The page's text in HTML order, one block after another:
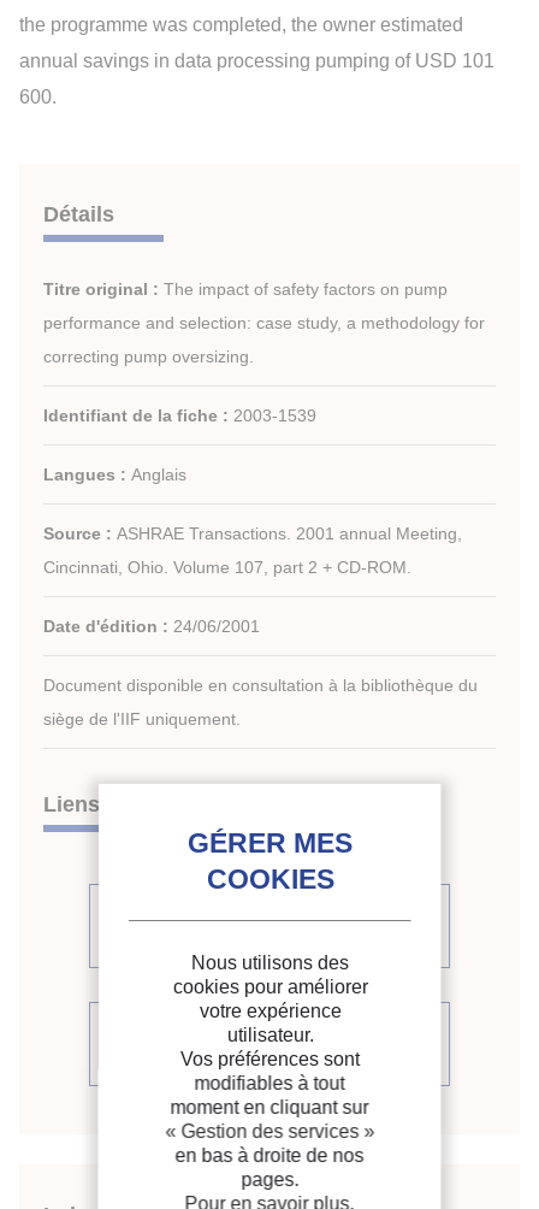
the programme was completed, the owner estimated
annual savings in data processing pumping of USD 101
600.
Détails
Titre original : The impact of safety factors on pump
performance and selection: case study, a methodology for
correcting pump oversizing.
Identifiant de la fiche : 2003-1539
Langues : Anglais
Source : ASHRAE Transactions. 2001 annual Meeting,
Cincinnati, Ohio. Volume 107, part 2 + CD-ROM.
Date d'édition : 24/06/2001
Document disponible en consultation à la bibliothèque du
siège de l'IIF uniquement.
Liens
Voir le compte rendu de la
conférence
Nous utilisons des
cookies pour améliorer
votre expérience
utilisateur.
Vos préférences sont
modifiables à tout
moment en cliquant sur
« Gestion des services »
en bas à droite de nos
pages.
Pour en savoir plus,